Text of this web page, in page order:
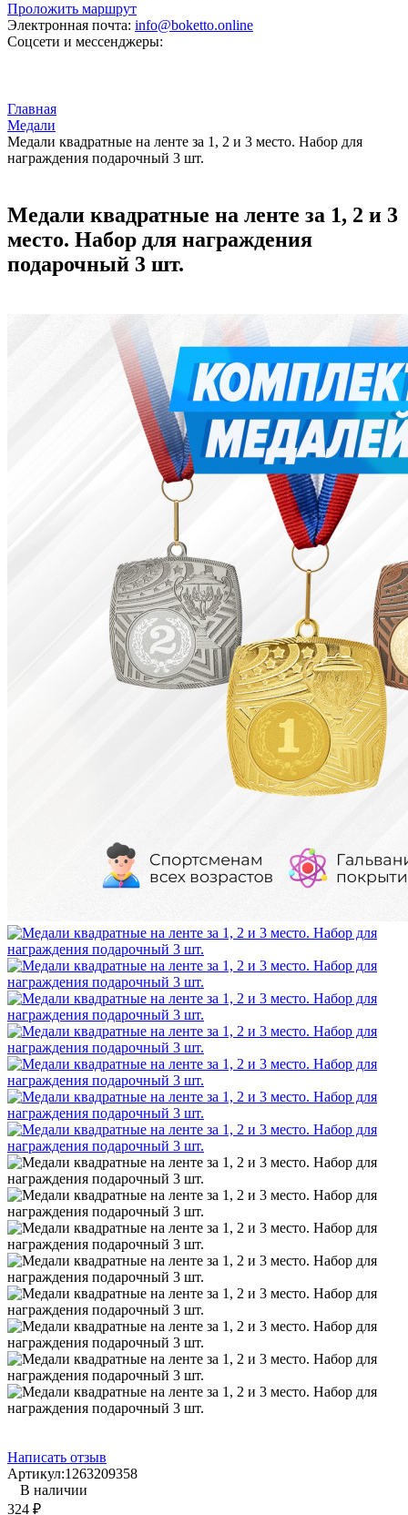
Проложить маршрут
Электронная почта: info@boketto.online
Соцсети и мессенджеры:
Главная
Медали
Медали квадратные на ленте за 1, 2 и 3 место. Набор для
награждения подарочный 3 шт.
Медали квадратные на ленте за 1, 2 и 3
место. Набор для награждения
подарочный 3 шт.
Написать отзыв
Артикул:1263209358
В наличии
324 ₽